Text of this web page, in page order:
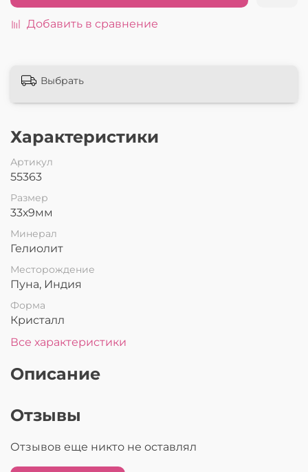
Добавить в сравнение
Выбрать
Характеристики
Артикул
55363
Размер
33х9мм
Минерал
Гелиолит
Месторождение
Пуна, Индия
Форма
Кристалл
Все характеристики
Описание
Отзывы
Отзывов еще никто не оставлял